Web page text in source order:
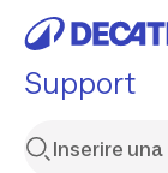
Support